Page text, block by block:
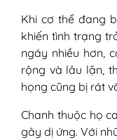
Khi cơ thể đang
khiến tình trạng
ngáy nhiều hơn,
rộng và lâu lặn,
họng cũng bị rát
Chanh thuộc họ
gây dị ứng. Với